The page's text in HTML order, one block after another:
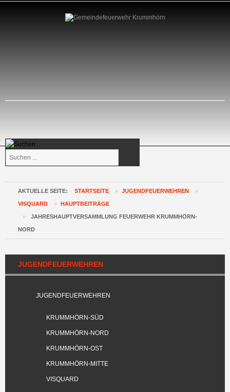
AKTUELLE SEITE: STARTSEITE » JUGENDFEUERWEHREN »
VISQUARD » HAUPTBEITRÄGE
» JAHRESHAUPTVERSAMMLUNG FEUERWEHR KRUMMHÖRN-
NORD
JUGENDFEUERWEHREN
JUGENDFEUERWEHREN
KRUMMHÖRN-SÜD
KRUMMHÖRN-NORD
KRUMMHÖRN-OST
KRUMMHÖRN-MITTE
VISQUARD